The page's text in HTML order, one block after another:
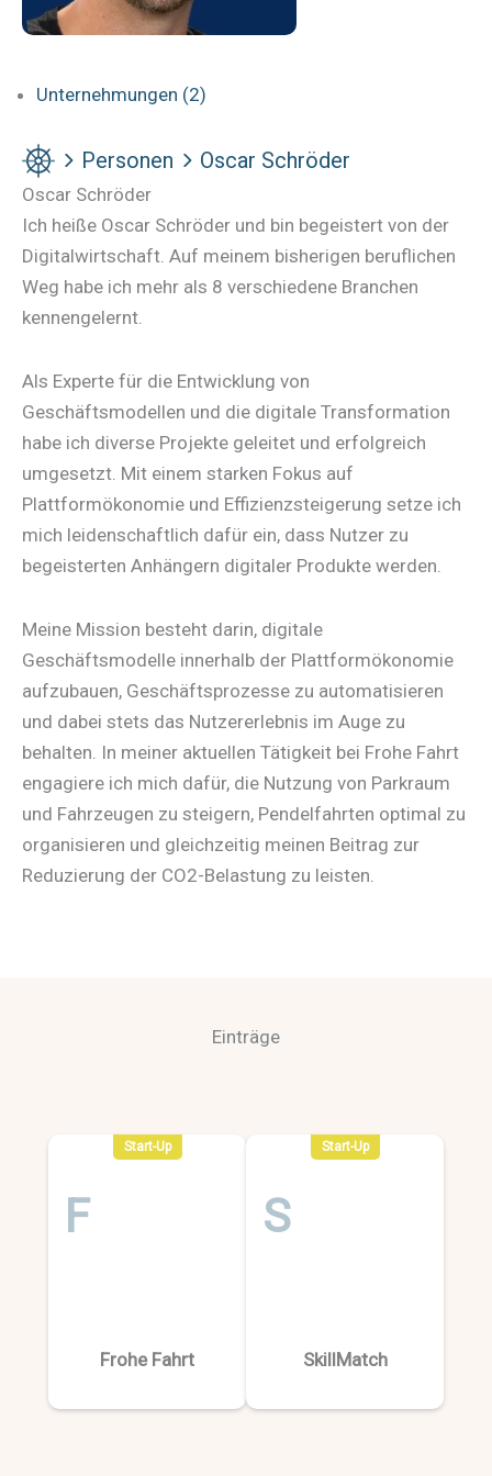
Unternehmungen (2)
Personen Oscar Schröder
Oscar Schröder
Ich heiße Oscar Schröder und bin begeistert von der
Digitalwirtschaft. Auf meinem bisherigen beruflichen
Weg habe ich mehr als 8 verschiedene Branchen
kennengelernt.
Als Experte für die Entwicklung von
Geschäftsmodellen und die digitale Transformation
habe ich diverse Projekte geleitet und erfolgreich
umgesetzt. Mit einem starken Fokus auf
Plattformökonomie und Effizienzsteigerung setze ich
mich leidenschaftlich dafür ein, dass Nutzer zu
begeisterten Anhängern digitaler Produkte werden.
Meine Mission besteht darin, digitale
Geschäftsmodelle innerhalb der Plattformökonomie
aufzubauen, Geschäftsprozesse zu automatisieren
und dabei stets das Nutzererlebnis im Auge zu
behalten. In meiner aktuellen Tätigkeit bei Frohe Fahrt
engagiere ich mich dafür, die Nutzung von Parkraum
und Fahrzeugen zu steigern, Pendelfahrten optimal zu
organisieren und gleichzeitig meinen Beitrag zur
Reduzierung der CO2-Belastung zu leisten.
Einträge
Start-Up
F
Frohe Fahrt
Start-Up
S
SkillMatch